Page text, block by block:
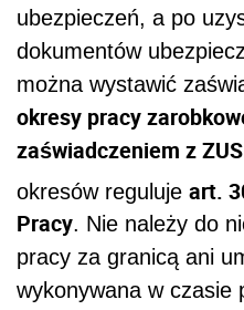
ubezpieczeń, a po
dokumentów
można wystawić
okresy pracy
zaświadczeniem z ZUS
okresów reguluje art.
Pracy. Nie należy do
pracy za granicą ani
wykonywana w czasie